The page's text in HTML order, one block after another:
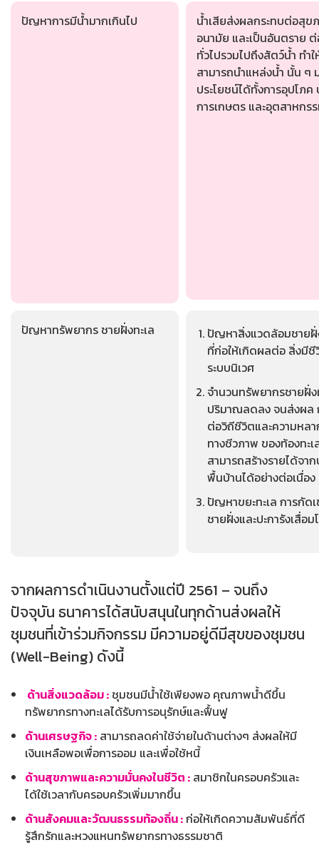
ปัญหาการมีน้ำมากเกินไป
น้ำเสียส่งผลกระทบต่อสุข
อนามัย และเป็นอันตราย
ทั่วไปรวมไปถึงสัตว์น้ำ ทำใ
สามารถนำแหล่งน้ำ นั้น ๆ
ประโยชน์ได้ทั้งการอุปโภค
การเกษตร และอุตสาหกร
ปัญหาทรัพยากร ชายฝั่งทะเล
ปัญหาสิ่งแวดล้อมชายฝั่
ที่ก่อให้เกิดผลต่อ สิ่งมีชี
ระบบนิเวศ
จำนวนทรัพยากรชายฝั่
ปริมาณลดลง จนส่งผล
ต่อวิถีชีวิตและความหล
ทางชีวภาพ ของท้องทะเ
สามารถสร้างรายได้จาก
พื้นบ้านได้อย่างต่อเนื่อง
ปัญหาขยะทะเล การกัดเ
ชายฝั่งและปะการังเสื่อม
จากผลการดำเนินงานตั้งแต่ปี 2561 – จนถึง
ปัจจุบัน ธนาคารได้สนับสนุนในทุกด้านส่งผลให้
ชุมชนที่เข้าร่วมกิจกรรม มีความอยู่ดีมีสุขของชุมชน
(Well-Being) ดังนี้
ด้านสิ่งแวดล้อม : ชุมชนมีน้ำใช้เพียงพอ คุณภาพน้ำดีขึ้น
ทรัพยากรทางทะเลได้รับการอนุรักษ์และฟื้นฟู
ด้านเศรษฐกิจ : สามารถลดค่าใช้จ่ายในด้านต่างๆ ส่งผลให้มี
เงินเหลือพอเพื่อการออม และเพื่อใช้หนี้
ด้านสุขภาพและความมั่นคงในชีวิต : สมาชิกในครอบครัวและ
ได้ใช้เวลากับครอบครัวเพิ่มมากขึ้น
ด้านสังคมและวัฒนธรรมท้องถิ่น :ก่อให้เกิดความสัมพันธ์ที่ดี
รู้สึกรักและหวงแหนทรัพยากรทางธรรมชาติ